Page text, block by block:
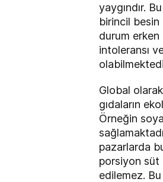
yaygındır.
birincil besin
durum
intoleransı
Global
gıdaların
Örneğin
pazarlarda
porsiyon süt
edilemez.